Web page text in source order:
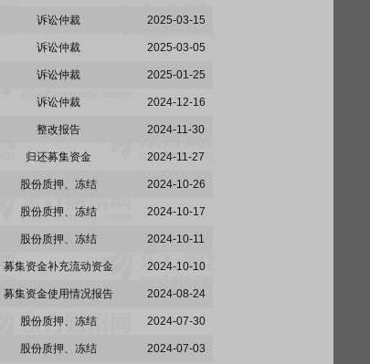
诉讼仲裁 2025-03-15
诉讼仲裁 2025-03-05
诉讼仲裁 2025-01-25
诉讼仲裁 2024-12-16
整改报告 2024-11-30
归还募集资金 2024-11-27
股份质押、冻结 2024-10-26
股份质押、冻结 2024-10-17
股份质押、冻结 2024-10-11
募集资金补充流动资金 2024-10-10
募集资金使用情况报告 2024-08-24
股份质押、冻结 2024-07-30
股份质押、冻结 2024-07-03